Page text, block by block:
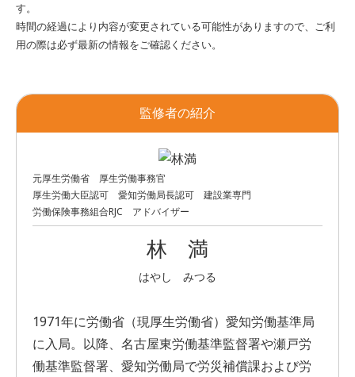
す。
時間の経過により内容が変更されている可能性がありますので、ご利
用の際は必ず最新の情報をご確認ください。
監修者の紹介
元厚生労働省 厚生労働事務官
厚生労働大臣認可 愛知労働局長認可 建設業専門
労働保険事務組合RJC アドバイザー
林 満
はやし みつる
1971年に労働省（現厚生労働省）愛知労働基準局
に入局。以降、名古屋東労働基準監督署や瀬戸労
働基準監督署、愛知労働局で労災補償課および労